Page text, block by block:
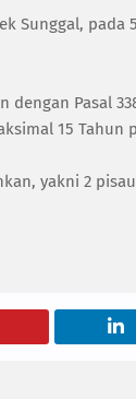
Sunggal, pada
Pasal
15 Tahun
yakni 2